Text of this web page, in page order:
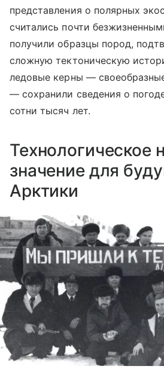
представления о полярных
считались почти
получили образцы пород,
сложную тектоническую
ледовые керны —
— сохранили сведения о
сотни тысяч лет.
Технологическое
значение для
Арктики